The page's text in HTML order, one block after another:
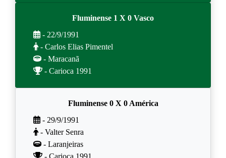
Fluminense 1 X 0 Vasco
- 22/9/1991
- Carlos Elias Pimentel
- Maracanã
- Carioca 1991
Fluminense 0 X 0 América
- 29/9/1991
- Valter Senra
- Laranjeiras
- Carioca 1991